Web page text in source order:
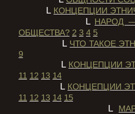
L КОНЦЕПЦИИ
L НАРОД
ОБЩЕСТВА? 2 3 4 5
L ЧТО ТАКОЕ
9
L КОНЦЕПЦИИ
11 12 13 14
L КОНЦЕПЦИИ
11 12 13 14 15
L